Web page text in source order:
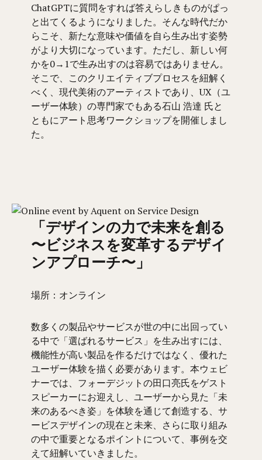
ChatGPTに質問をすれば答えらしきものがぱっ
と出てくるようになりました。そんな時代だか
らこそ、新たな意味や価値を自ら生み出す姿勢
がより大切になっています。ただし、新しい何
かを0→1で生み出すのは容易ではありません。
そこで、このクリエイティブプロセスを紐解く
べく、現代美術のアーティストであり、UX（ユ
ーザー体験）の専門家でもある石山 浩達 氏と
ともにアート思考ワークショップを開催しまし
た。
「デザインの力で未来を創る
〜ビジネスを変革するデザイ
ンアプローチ〜」
場所：オンライン
数多くの製品やサービスが世の中に出回ってい
る中で「選ばれるサービス」を生み出すには、
機能性が高い製品を作るだけではなく、優れた
ユーザー体験を描く必要があります。本ウェビ
ナーでは、フォーデジットの田口亮氏をゲスト
スピーカーにお迎えし、ユーザーから見た「未
来のあるべき姿」を体験を通じて創造する、サ
ービスデザインの現在と未来、さらに取り組み
の中で重要となるポイントについて、事例を交
えて紐解いていきました。